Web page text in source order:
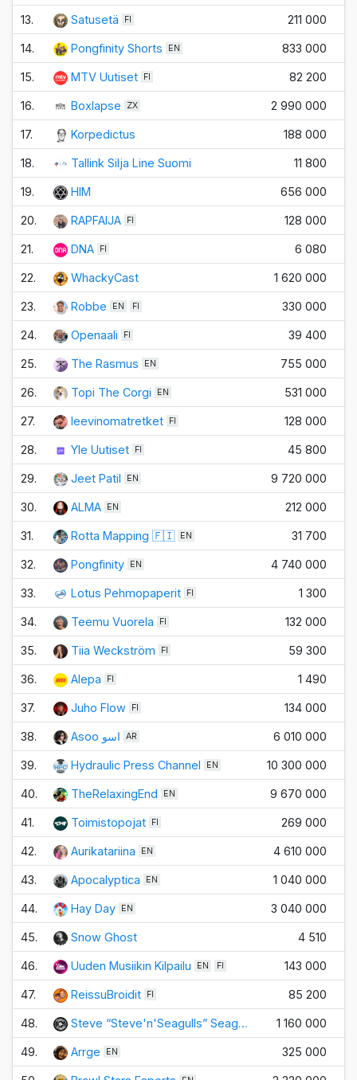
13. Satusetä FI 211 000
14. Pongfinity Shorts EN 833 000
15. MTV Uutiset FI 82 200
16. Boxlapse ZX 2 990 000
17. Korpedictus 188 000
18. Tallink Silja Line Suomi 11 800
19. HIM 656 000
20. RAPFAIJA FI 128 000
21. DNA FI 6 080
22. WhackyCast 1 620 000
23. Robbe EN FI 330 000
24. Openaali FI 39 400
25. The Rasmus EN 755 000
26. Topi The Corgi EN 531 000
27. leevinomatretket FI 128 000
28. Yle Uutiset FI 45 800
29. Jeet Patil EN 9 720 000
30. ALMA EN 212 000
31. Rotta Mapping 🇫🇮 EN 31 700
32. Pongfinity EN 4 740 000
33. Lotus Pehmopaperit FI 1 300
34. Teemu Vuorela FI 132 000
35. Tiia Weckström FI 59 300
36. Alepa FI 1 490
37. Juho Flow FI 134 000
38. Asoo اسو AR 6 010 000
39. Hydraulic Press Channel EN 10 300 000
40. TheRelaxingEnd EN 9 670 000
41. Toimistopojat FI 269 000
42. Aurikatariina EN 4 610 000
43. Apocalyptica EN 1 040 000
44. Hay Day EN 3 040 000
45. Snow Ghost 4 510
46. Uuden Musiikin Kilpailu EN FI 143 000
47. ReissuBroidit FI 85 200
48. Steve “Steve'n'Seagulls” Seag… 1 160 000
49. Arrge EN 325 000